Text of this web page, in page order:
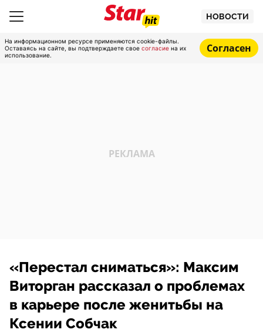
НОВОСТИ
На информационном ресурсе применяются cookie-файлы.
Оставаясь на сайте, вы подтверждаете свое согласие на их
использование.
Согласен
«Перестал сниматься»: Максим
Виторган рассказал о проблемах
в карьере после женитьбы на
Ксении Собчак